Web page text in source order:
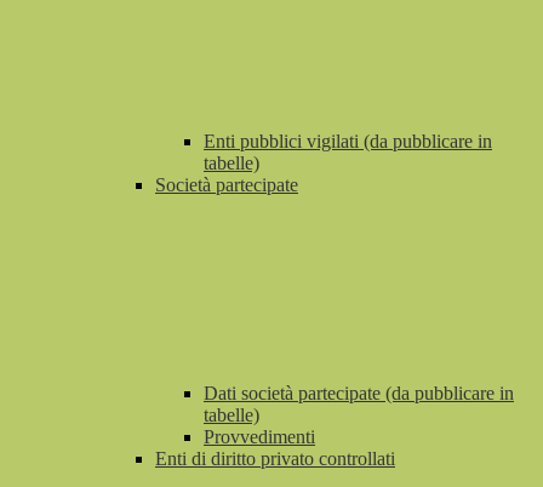
Enti pubblici vigilati (da pubblicare in
tabelle)
Società partecipate
Dati società partecipate (da pubblicare in
tabelle)
Provvedimenti
Enti di diritto privato controllati